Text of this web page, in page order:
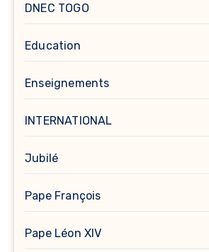
DNEC TOGO
Education
Enseignements
INTERNATIONAL
Jubilé
Pape François
Pape Léon XIV